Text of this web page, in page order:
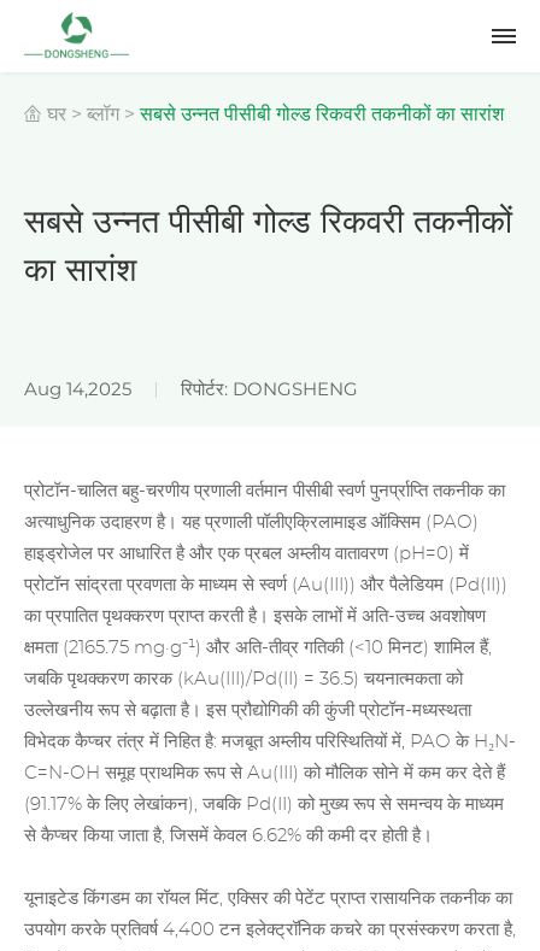
घर > ब्लॉग> सबसे उन्नत पीसीबी गोल्ड रिकवरी तकनीकों का सारांश
सबसे उन्नत पीसीबी गोल्ड रिकवरी तकनीकों
का सारांश
Aug 14,2025 रिपोर्टर: DONGSHENG
प्रोटॉन-चालित बहु-चरणीय प्रणाली वर्तमान पीसीबी स्वर्ण पुनर्प्राप्ति तकनीक का
अत्याधुनिक उदाहरण है। यह प्रणाली पॉलीएक्रिलामाइड ऑक्सिम (PAO)
हाइड्रोजेल पर आधारित है और एक प्रबल अम्लीय वातावरण (pH=0) में
प्रोटॉन सांद्रता प्रवणता के माध्यम से स्वर्ण (Au(III)) और पैलेडियम (Pd(II))
का प्रपातित पृथक्करण प्राप्त करती है। इसके लाभों में अति-उच्च अवशोषण
क्षमता (2165.75 mg·g⁻¹) और अति-तीव्र गतिकी (<10 मिनट) शामिल हैं,
जबकि पृथक्करण कारक (kAu(III)/Pd(II) = 36.5) चयनात्मकता को
उल्लेखनीय रूप से बढ़ाता है। इस प्रौद्योगिकी की कुंजी प्रोटॉन-मध्यस्थता
विभेदक कैप्चर तंत्र में निहित है: मजबूत अम्लीय परिस्थितियों में, PAO के H₂N-
C=N-OH समूह प्राथमिक रूप से Au(III) को मौलिक सोने में कम कर देते हैं
(91.17% के लिए लेखांकन), जबकि Pd(II) को मुख्य रूप से समन्वय के माध्यम
से कैप्चर किया जाता है, जिसमें केवल 6.62% की कमी दर होती है।
यूनाइटेड किंगडम का रॉयल मिंट, एक्सिर की पेटेंट प्राप्त रासायनिक तकनीक का
उपयोग करके प्रतिवर्ष 4,400 टन इलेक्ट्रॉनिक कचरे का प्रसंस्करण करता है,